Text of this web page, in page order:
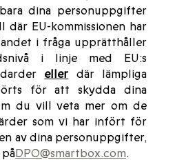
dina personuppgifter
där EU-kommissionen har
i fråga upprätthåller
i linje med EU:s
eller där lämpliga
för att skydda dina
du vill veta mer om de
som vi har infört för
av dina personuppgifter,
DPO@smartbox.com.